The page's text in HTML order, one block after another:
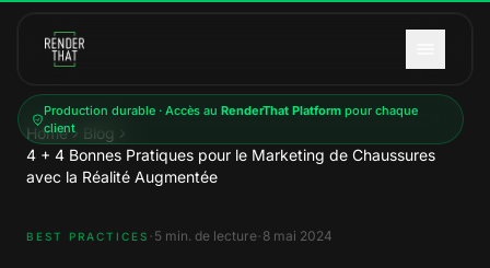
Production durable · Accès au RenderThat Platformpour chaque
client
Home
Blog
4 + 4 Bonnes Pratiques pour le Marketing de Chaussures
avec la Réalité Augmentée
BEST PRACTICES · 5 min. de lecture· 8 mai 2024